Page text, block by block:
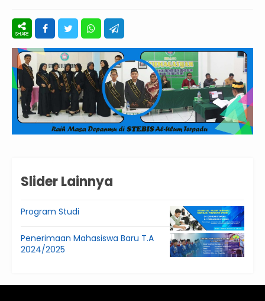
Slider Lainnya
Program Studi
Penerimaan Mahasiswa Baru T.A
2024/2025